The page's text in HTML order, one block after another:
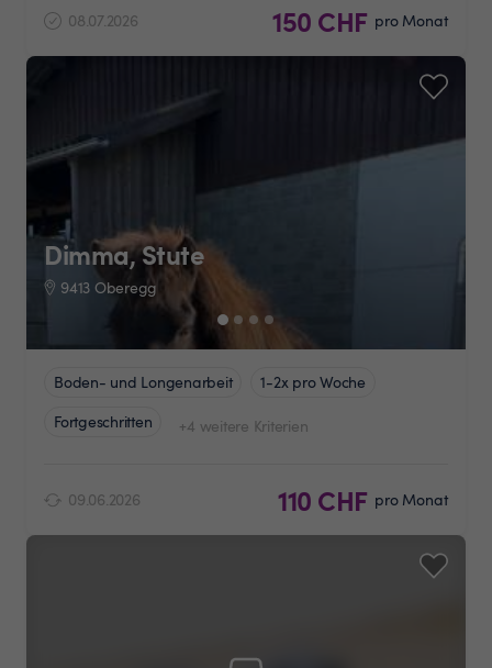
08.07.2026 150 CHF pro Monat
Dimma, Stute
9413 Oberegg
Boden- und Longenarbeit
1-2x pro Woche
Fortgeschritten
+4 weitere Kriterien
09.06.2026 110 CHF pro Monat